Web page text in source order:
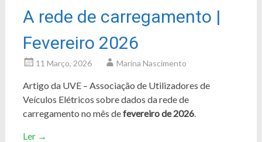
A rede de carregamento |
Fevereiro 2026
11 Março, 2026 Marina Nascimento
Artigo da UVE – Associação de Utilizadores de
Veículos Elétricos sobre dados da rede de
carregamento no mês defevereiro de 2026.
Ler →